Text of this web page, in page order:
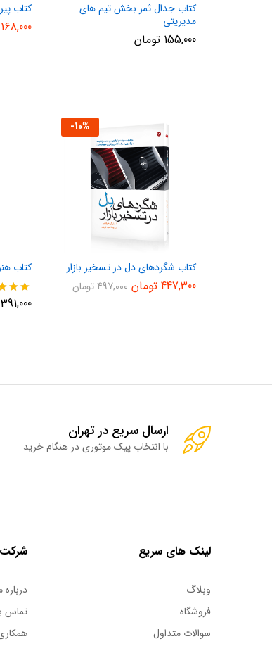
کتاب جدال ثمر بخش تیم های
مدیریتی
155,000 تومان
کتاب
168,000
-10%
کتاب شگردهای دل در تسخیر بازار
447,300 تومان 497,000تومان
کتاب
نمره
5.00
391,000
ارسال سریع در تهران
با انتخاب پیک موتوری در هنگام خرید
لینک های سریع
وبلاگ
فروشگاه
سوالات متداول
شرکت
درباره
تماس